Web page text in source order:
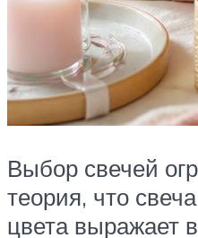
Выбор свечей
теория, что
цвета выражает